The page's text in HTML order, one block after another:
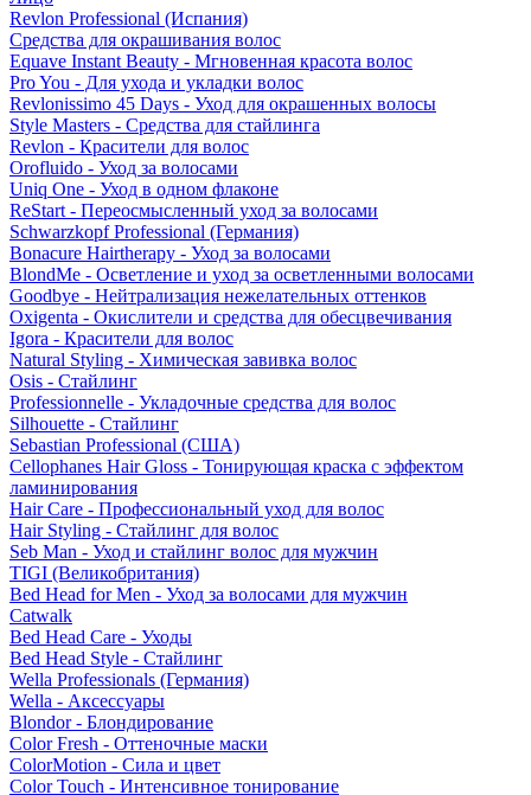
Revlon Professional (Испания)
Средства для окрашивания волос
Equave Instant Beauty - Мгновенная красота волос
Pro You - Для ухода и укладки волос
Revlonissimo 45 Days - Уход для окрашенных волосы
Style Masters - Средства для стайлинга
Revlon - Красители для волос
Orofluido - Уход за волосами
Uniq One - Уход в одном флаконе
ReStart - Переосмысленный уход за волосами
Schwarzkopf Professional (Германия)
Bonacure Hairtherapy - Уход за волосами
BlondMe - Осветление и уход за осветленными волосами
Goodbye - Нейтрализация нежелательных оттенков
Oxigenta - Окислители и средства для обесцвечивания
Igora - Красители для волос
Natural Styling - Химическая завивка волос
Osis - Стайлинг
Professionnelle - Укладочные средства для волос
Silhouette - Стайлинг
Sebastian Professional (США)
Cellophanes Hair Gloss - Тонирующая краска с эффектом
ламинирования
Hair Care - Профессиональный уход для волос
Hair Styling - Стайлинг для волос
Seb Man - Уход и стайлинг волос для мужчин
TIGI (Великобритания)
Bed Head for Men - Уход за волосами для мужчин
Catwalk
Bed Head Care - Уходы
Bed Head Style - Стайлинг
Wella Professionals (Германия)
Wella - Аксессуары
Blondor - Блондирование
Color Fresh - Оттеночные маски
ColorMotion - Сила и цвет
Color Touch - Интенсивное тонирование